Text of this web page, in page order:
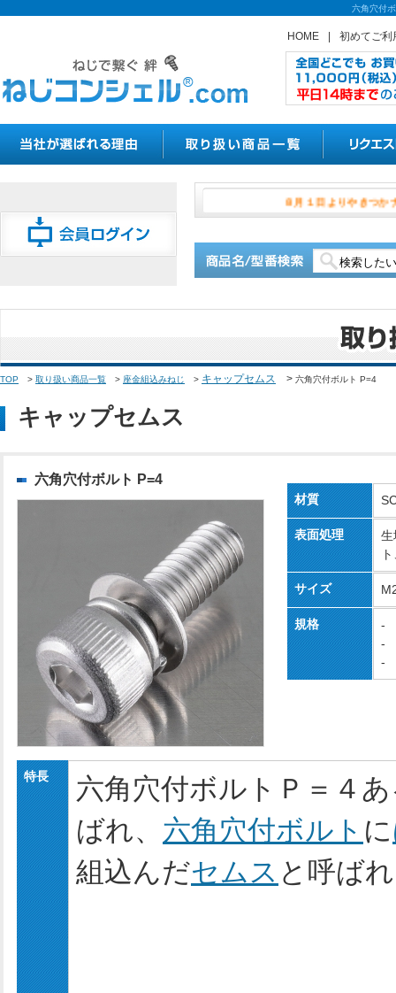
六角穴付
HOME 初めてご利
８月１日よ
TOP > 取り扱い商品一覧 > 座金組込みねじ > キャップセムス > 六角穴付ボルト P=4
キャップセムス
六角穴付ボルト P=4
材質
表面処理
生
サイズ
規格
-
-
-
特長
六角穴付ボルトＰ＝４
ばれ、 六角穴付ボルト に
組込んだセムス と呼ば